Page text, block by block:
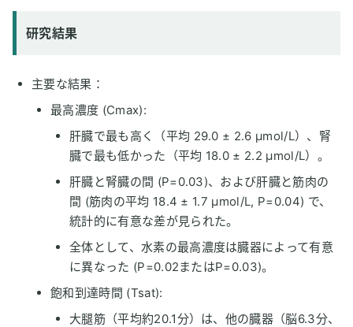
研究結果
主要な結果：
最高濃度 (Cmax):
肝臓で最も高く（平均 29.0 ± 2.6 µmol/L）、腎
臓で最も低かった（平均 18.0 ± 2.2 µmol/L）。
肝臓と腎臓の間 (P=0.03)、および肝臓と筋肉の
間 (筋肉の平均 18.4 ± 1.7 µmol/L, P=0.04) で、
統計的に有意な差が見られた。
全体として、水素の最高濃度は臓器によって有意
に異なった (P=0.02またはP=0.03)。
飽和到達時間 (Tsat):
大腿筋（平均約20.1分）は、他の臓器（脳6.3分、